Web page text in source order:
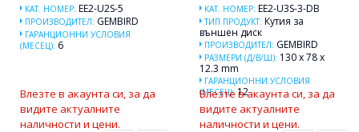
КАТ. НОМЕР: EE2-U2S-5
ПРОИЗВОДИТЕЛ: GEMBIRD
ГАРАНЦИОННИ УСЛОВИЯ
(МЕСЕЦ): 6
Влезте в акаунта си, за да
видите актуалните
наличности и цени.
КАТ. НОМЕР: EE2-U3S-3-DB
ТИП ПРОДУКТ: Кутия за
външен диск
ПРОИЗВОДИТЕЛ: GEMBIRD
РАЗМЕРИ (Д/В/Ш): 130 x 78 x
12.3 mm
ГАРАНЦИОННИ УСЛОВИЯ
(МЕСЕЦ): 12
Влезте в акаунта си, за да
видите актуалните
наличности и цени.